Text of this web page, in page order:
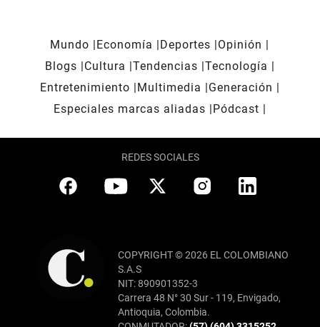
Mundo Economía Deportes
Opinión
Blogs
Cultura Tendencias Tecnología
Entretenimiento
Multimedia
Generación
Especiales marcas aliadas
Pódcast
REDES SOCIALES
COPYRIGHT © 2026 EL COLOMBIANO
S.A.S
NIT: 890901352-3
Carrera 48 N° 30 Sur - 119, Envigado,
Antioquia, Colombia.